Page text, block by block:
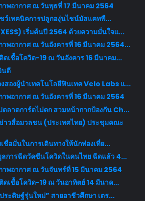
พอากาศ ณ วันพุธที่ 17 มีนาคม 2564
ว์เทคนิคการปลูกองุ่นไชน์มัสแคทพื...
เริ่มต้นปี 2564 ด้วยความมั่นใจแ...
พอากาศ ณ วันอังคารที่ 16 มีนาคม 2564...
เชื้อโควิด-19 ณ วันอังคาร 16 มีนาคม...
นดี
สองผู้นำเทคโนโลยีฟินเทค Velo Labs แ...
พอากาศ ณ วันอังคารที่ 16 มีนาคม 2564
ตลาดการ์ดไม่ตก สวมหน้ากากป้องกัน Ch...
าวสื่อมวลชน (ประเทศไทย) ประชุมคณะ
ชื่อมั่นในการเดินทางให้นักท่องเที่ย...
ลการฉีดวัคซีนโควิดในคนไทย ฉีดแล้ว 4...
พอากาศ ณ วันจันทร์ที่ 15 มีนาคม 2564
เชื้อโควิด-19 ณ วันอาทิตย์ 14 มีนาค...
ระดิษฐ์รุ่นใหม่” สายอาชีวศึกษา เตร...